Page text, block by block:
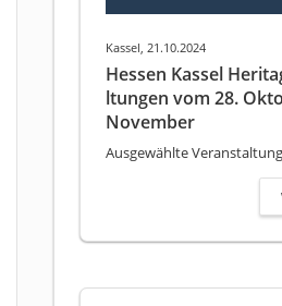
Kassel, 21.10.2024
Hessen Kassel
ltungen vom 28.
November
Ausgewählte